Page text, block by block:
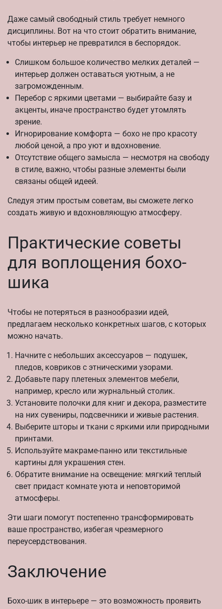
Даже самый свободный стиль требует немного
дисциплины. Вот на что стоит обратить внимание,
чтобы интерьер не превратился в беспорядок.
Слишком большое количество мелких деталей —
интерьер должен оставаться уютным, а не
загроможденным.
Перебор с яркими цветами — выбирайте базу и
акценты, иначе пространство будет утомлять
зрение.
Игнорирование комфорта — бохо не про красоту
любой ценой, а про уют и вдохновение.
Отсутствие общего замысла — несмотря на свободу
в стиле, важно, чтобы разные элементы были
связаны общей идеей.
Следуя этим простым советам, вы сможете легко
создать живую и вдохновляющую атмосферу.
Практические советы
для воплощения бохо-
шика
Чтобы не потеряться в разнообразии идей,
предлагаем несколько конкретных шагов, с которых
можно начать.
Начните с небольших аксессуаров — подушек,
пледов, ковриков с этническими узорами.
Добавьте пару плетеных элементов мебели,
например, кресло или журнальный столик.
Установите полочки для книг и декора, разместите
на них сувениры, подсвечники и живые растения.
Выберите шторы и ткани с яркими или природными
принтами.
Используйте макраме-панно или текстильные
картины для украшения стен.
Обратите внимание на освещение: мягкий теплый
свет придаст комнате уюта и неповторимой
атмосферы.
Эти шаги помогут постепенно трансформировать
ваше пространство, избегая чрезмерного
переусердствования.
Заключение
Бохо-шик в интерьере — это возможность проявить